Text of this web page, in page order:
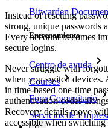
Bitwarden
Entrenamiento
Centro de ayuda
Courses
Foro Comunitario
Servicios de
Instead of resetting
strong, unique passwords
Every account becomes
secure logins.
Never struggle with
when you switch devices.
in time-based one-time
authentication codes
Recovery details move
accessible when